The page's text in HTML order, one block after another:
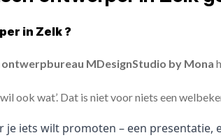
in Zelk ?
ontwerpbureau MDesignStudio by Mona
ook wat’. Dat is niet voor niets een
je iets wilt promoten – een presentatie,